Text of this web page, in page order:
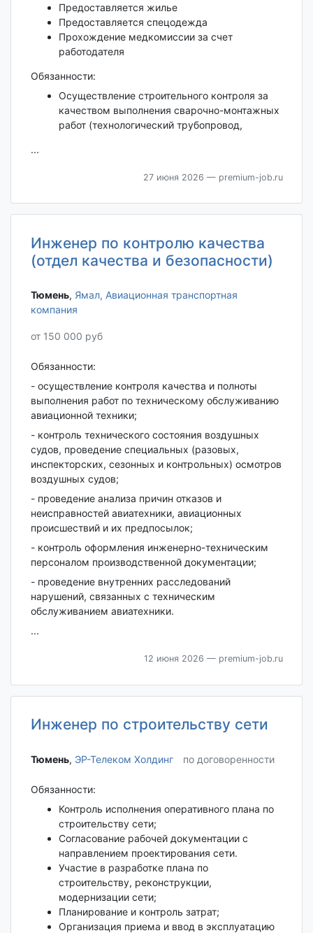
Предоставляется жилье
Предоставляется спецодежда
Прохождение медкомиссии за счет
работодателя
Обязанности:
Осуществление строительного контроля за
качеством выполнения сварочно-монтажных
работ (технологический трубопровод,
...
27 июня 2026 — premium-job.ru
Инженер по контролю качества
(отдел качества и безопасности)
Тюмень‎, Ямал, Авиационная транспортная
компания
от 150 000 руб
Обязанности:
- осуществление контроля качества и полноты
выполнения работ по техническому обслуживанию
авиационной техники;
- контроль технического состояния воздушных
судов, проведение специальных (разовых,
инспекторских, сезонных и контрольных) осмотров
воздушных судов;
- проведение анализа причин отказов и
неисправностей авиатехники, авиационных
происшествий и их предпосылок;
- контроль оформления инженерно-техническим
персоналом производственной документации;
- проведение внутренних расследований
нарушений, связанных с техническим
обслуживанием авиатехники.
...
12 июня 2026 — premium-job.ru
Инженер по строительству сети
Тюмень‎, ЭР-Телеком Холдинг по договоренности
Обязанности:
Контроль исполнения оперативного плана по
строительству сети;
Согласование рабочей документации с
направлением проектирования сети.
Участие в разработке плана по
строительству, реконструкции,
модернизации сети;
Планирование и контроль затрат;
Организация приема и ввод в эксплуатацию